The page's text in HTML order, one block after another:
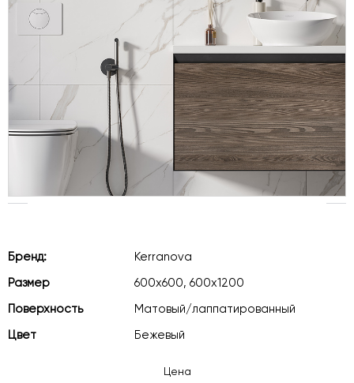
Бренд:
Kerranova
Размер
600х600, 600х1200
Поверхность
Матовый/лаппатированный
Цвет
Бежевый
Цена